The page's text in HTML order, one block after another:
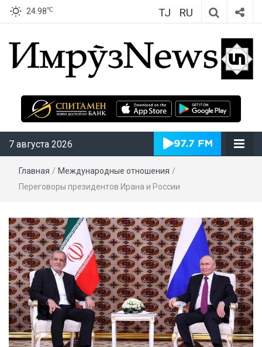
24.98℃ TJ RU
ИмрӯзNews
7 августа 2026
Главная / Международные отношения /
Переговоры президентов Ирана и России